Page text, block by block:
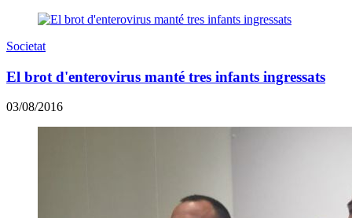
Societat
El brot d'enterovirus manté tres infants ingressats
03/08/2016